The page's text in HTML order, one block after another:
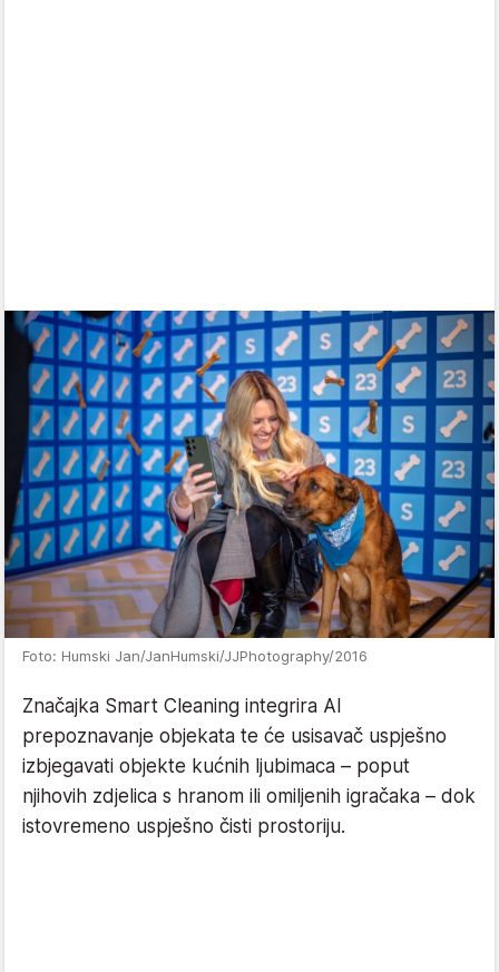
Foto: Humski Jan/JanHumski/JJPhotography/2016
Značajka Smart Cleaning integrira AI
prepoznavanje objekata te će usisavač uspješno
izbjegavati objekte kućnih ljubimaca – poput
njihovih zdjelica s hranom ili omiljenih igračaka – dok
istovremeno uspješno čisti prostoriju.